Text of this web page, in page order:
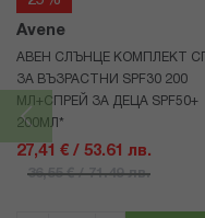
Avene
АВЕН СЛЪНЦЕ КОМПЛЕКТ
ЗА ВЪЗРАСТНИ SPF30 200
МЛ+СПРЕЙ ЗА ДЕЦА SPF50+
200МЛ*
27,41 € / 53.61 лв.
36,55 € / 71.49 лв.